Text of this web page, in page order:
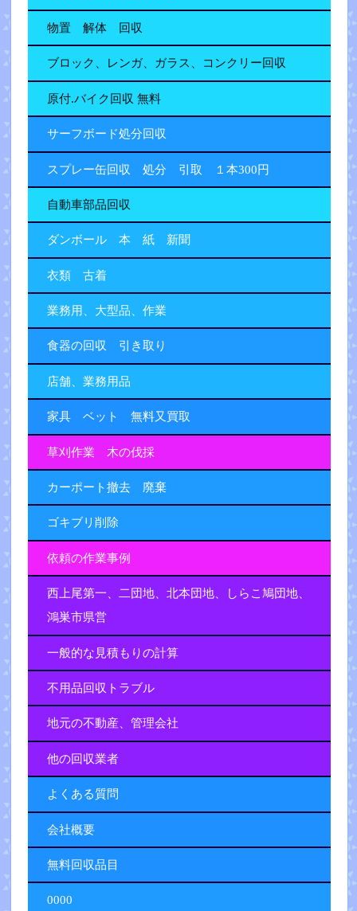
物置 解体 回収
ブロック、レンガ、ガラス、コンクリー回収
原付.バイク回収 無料
サーフボード処分回収
スプレー缶回収 処分 引取 １本300円
自動車部品回収
ダンボール 本 紙 新聞
衣類 古着
業務用、大型品、作業
食器の回収 引き取り
店舗、業務用品
家具 ベット 無料又買取
草刈作業 木の伐採
カーポート撤去 廃棄
ゴキブリ削除
依頼の作業事例
西上尾第一、二団地、北本団地、しらこ鳩団地、
鴻巣市県営
一般的な見積もりの計算
不用品回収トラブル
地元の不動産、管理会社
他の回収業者
よくある質問
会社概要
無料回収品目
0000